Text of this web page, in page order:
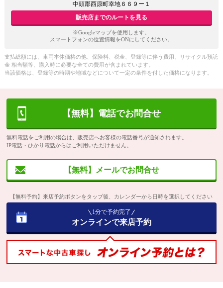
中頭郡西原町幸地６６９ー１
販売店までのルートを見る
※Googleマップを使用します。
スマートフォンの位置情報をONにしてください。
支払総額には、車両本体価格の他、保険料、税金、登録等に伴う費用、リサイクル預託
金 相当額等、購入時に必要な全ての費用が含まれています。
当該価格は、登録等の時期や地域などについて一定の条件を付した価格になります。
【無料】電話でお問合せ
無料電話をご利用の場合は、販売店へお客様の電話番号が通知されます。
IP電話・ひかり電話からはご利用いただけません。
【無料】メールでお問合せ
【無料予約】来店予約ボタンをタップ後、カレンダーから日時を選択してください
1分で予約完了
オンラインで来店予約